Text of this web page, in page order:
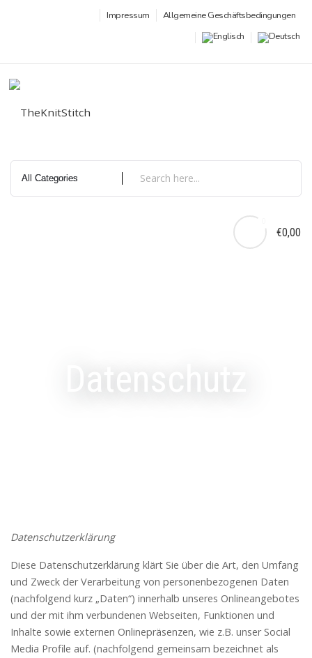
Impressum Allgemeine Geschäftsbedingungen
€0,00
Datenschutzerklärung
Diese Datenschutzerklärung klärt Sie über die Art, den Umfang
und Zweck der Verarbeitung von personenbezogenen Daten
(nachfolgend kurz „Daten“) innerhalb unseres Onlineangebotes
und der mit ihm verbundenen Webseiten, Funktionen und
Inhalte sowie externen Onlinepräsenzen, wie z.B. unser Social
Media Profile auf. (nachfolgend gemeinsam bezeichnet als